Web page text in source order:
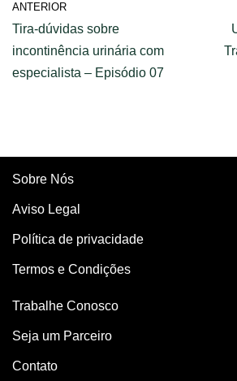
ANTERIOR
Tira-dúvidas sobre
incontinência urinária com
especialista – Episódio 07
Sobre Nós
Aviso Legal
Política de privacidade
Termos e Condições
Trabalhe Conosco
Seja um Parceiro
Contato